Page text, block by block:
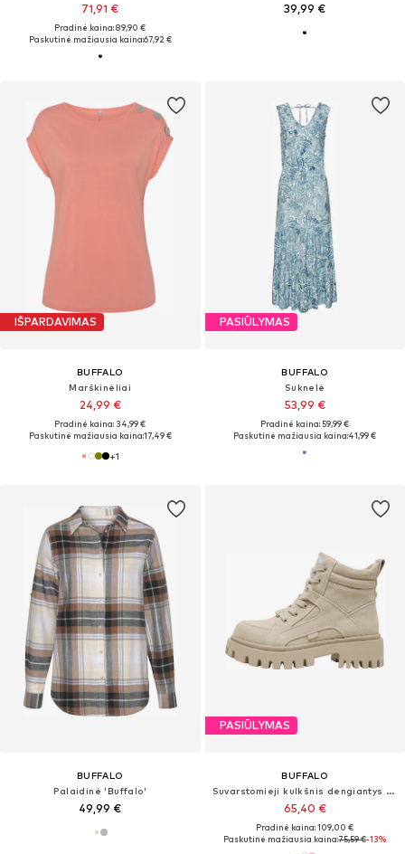
71,91 €
Pradinė kaina: 89,90 €
Paskutinė mažiausia kaina:67,92 €
39,99 €
IŠPARDAVIMAS
BUFFALO
Marškinėliai
24,99 €
Pradinė kaina: 34,99 €
Paskutinė mažiausia kaina:17,49 €
+1
PASIŪLYMAS
BUFFALO
Suknelė
53,99 €
Pradinė kaina: 59,99 €
Paskutinė mažiausia kaina:41,99 €
BUFFALO
Palaidinė 'Buffalo'
49,99 €
PASIŪLYMAS
BUFFALO
Suvarstomieji kulkšnis dengiantys batai 'Zanos'
65,40 €
Pradinė kaina: 109,00 €
Paskutinė mažiausia kaina:75,59 €-13%